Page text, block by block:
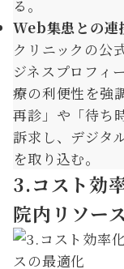
る。
Web集患との連
クリニックの公
ジネスプロフィ
療の利便性を強
再診」や「待ち
訴求し、デジタ
を取り込む。
3.コスト効
院内リソー